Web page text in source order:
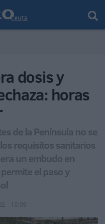
dosis y
horas
de la Península no se
requisitos sanitarios
un embudo en
el paso y
- 15:09